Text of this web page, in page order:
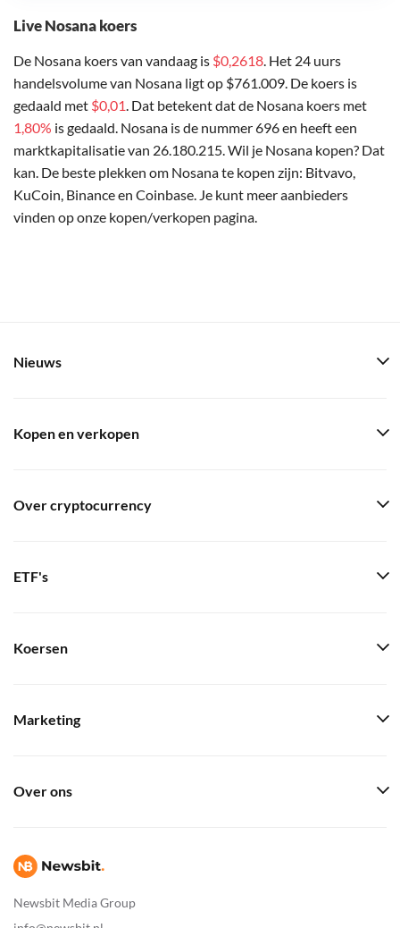
Live Nosana koers
De Nosana koers van vandaag is $0,2618. Het 24 uurs
handelsvolume van Nosana ligt op $761.009. De koers is
gedaald met $0,01. Dat betekent dat de Nosana koers met
1,80% is gedaald. Nosana is de nummer 696 en heeft een
marktkapitalisatie van 26.180.215. Wil je Nosana kopen? Dat
kan. De beste plekken om Nosana te kopen zijn: Bitvavo,
KuCoin, Binance en Coinbase. Je kunt meer aanbieders
vinden op onze kopen/verkopen pagina.
Newsbit Media Group
Nieuws
Kopen en verkopen
Over cryptocurrency
ETF's
Koersen
Marketing
Over ons